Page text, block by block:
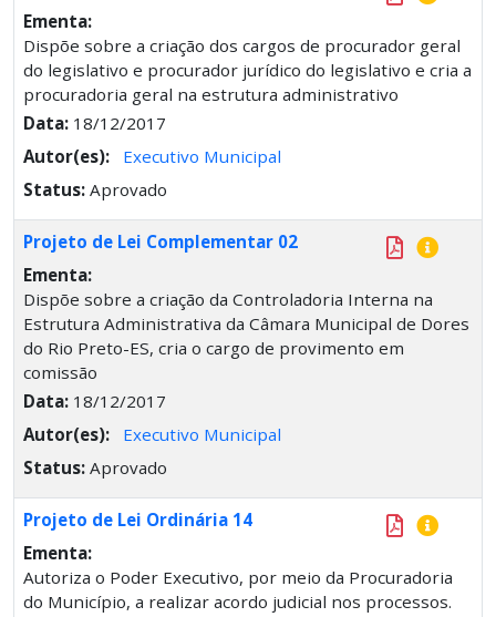
Ementa:
Dispõe sobre a criação dos cargos de procurador geral
do legislativo e procurador jurídico do legislativo e cria a
procuradoria geral na estrutura administrativo
Data: 18/12/2017
Autor(es):
Executivo Municipal
Status: Aprovado
Projeto de Lei Complementar 02
Ementa:
Dispõe sobre a criação da Controladoria Interna na
Estrutura Administrativa da Câmara Municipal de Dores
do Rio Preto-ES, cria o cargo de provimento em
comissão
Data: 18/12/2017
Autor(es):
Executivo Municipal
Status: Aprovado
Projeto de Lei Ordinária 14
Ementa:
Autoriza o Poder Executivo, por meio da Procuradoria
do Município, a realizar acordo judicial nos processos.